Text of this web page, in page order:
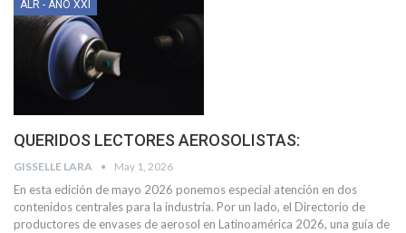
ALR - AÑO XXI
QUERIDOS LECTORES AEROSOLISTAS:
GISSELLE LARA May 1, 2026
En esta edición de mayo 2026 ponemos especial atención en dos
contenidos centrales para la industria. Por un lado, el Directorio de
productores de envases de aerosol en Latinoamérica 2026, una guía de